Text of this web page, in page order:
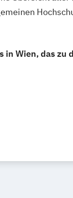
in Wien, das zu